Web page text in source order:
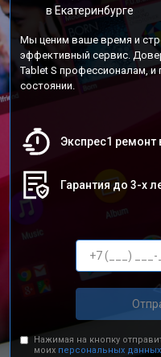
в Екатеринбурге
Мы ценим ваше время и
эффективный сервис.
Tablet S профессионалам, и
состоянии.
Экспрес1 ремонт
Гарантия до 3-х
Нажимая на кнопку
моих персональных